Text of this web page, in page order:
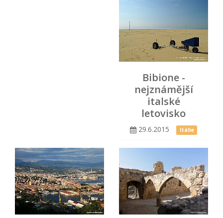
Bibione -
nejznámější
italské
letovisko
29.6.2015 Itálie